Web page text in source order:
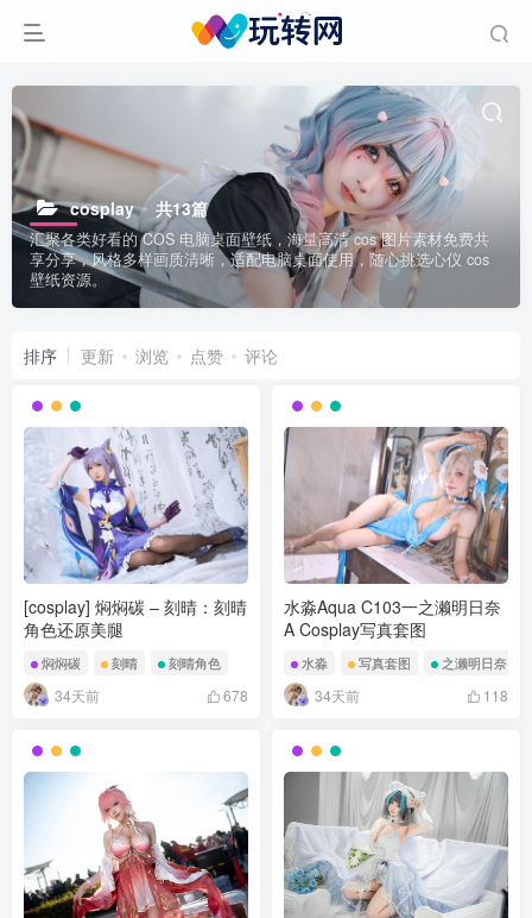
cosplay 共13篇
汇聚各类好看的 COS 电脑桌面壁纸，海量高清 cos 图片素材免费共
享分享，风格多样画质清晰，适配电脑桌面使用，随心挑选心仪 cos
壁纸资源。
排序 更新 浏览 点赞 评论
[cosplay] 焖焖碳 – 刻晴：刻晴
角色还原美腿
焖焖碳 刻晴 刻晴角色
34天前 678
水淼Aqua C103一之濑明日奈
A Cosplay写真套图
水淼 写真套图 之濑明日奈
34天前 118